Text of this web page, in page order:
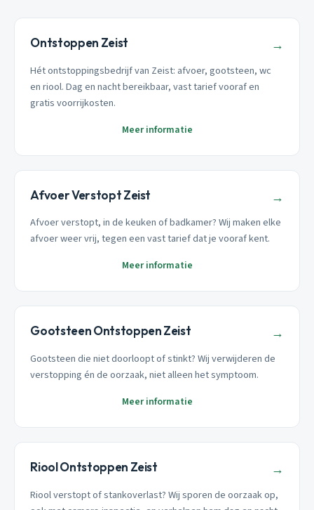
Ontstoppen Zeist →
Hét ontstoppingsbedrijf van Zeist: afvoer, gootsteen, wc
en riool. Dag en nacht bereikbaar, vast tarief vooraf en
gratis voorrijkosten.
Meer informatie
Afvoer Verstopt Zeist →
Afvoer verstopt, in de keuken of badkamer? Wij maken elke
afvoer weer vrij, tegen een vast tarief dat je vooraf kent.
Meer informatie
Gootsteen Ontstoppen Zeist →
Gootsteen die niet doorloopt of stinkt? Wij verwijderen de
verstopping én de oorzaak, niet alleen het symptoom.
Meer informatie
Riool Ontstoppen Zeist →
Riool verstopt of stankoverlast? Wij sporen de oorzaak op,